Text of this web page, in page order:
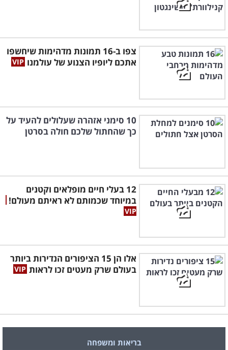
צפו ב-16 תמונות מדהימות שיחשפו
אתכם ליופיו הצנוע של עולמנו
10 סימני אזהרה שעלולים להעיד על
כך שהחתול שלכם חולה בסרטן
12 בעלי חיים מופלאים וקטנים
במיוחד שכמותם לא ראיתם מעולם!
אלו הן 15 הציפורים הנדירות ביותר
בעולם שרק מעטים זכו לראות
בריאות ומשפחה